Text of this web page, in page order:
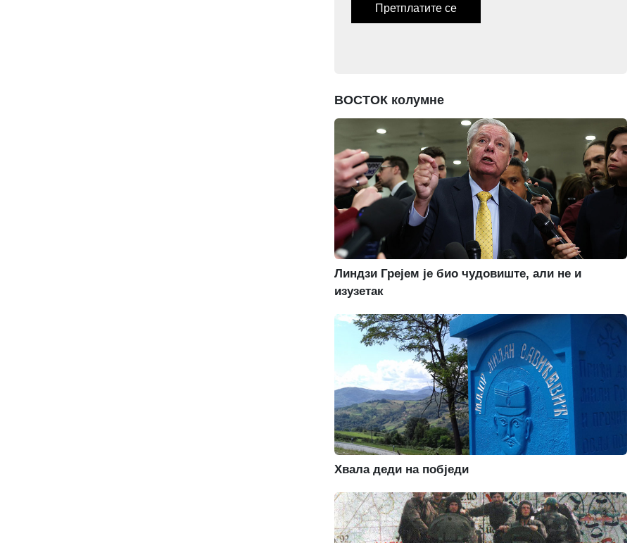
Претплатите се
ВОСТОК колумне
Линдзи Грејем је био чудовиште, али не и
изузетак
Хвала деди на побједи